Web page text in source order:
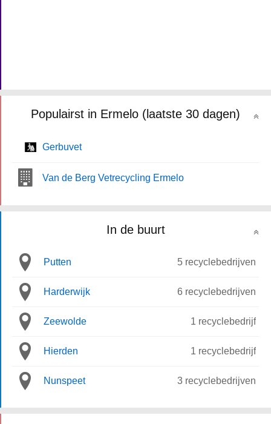
Populairst in Ermelo (laatste 30 dagen)
Gerbuvet
Van de Berg Vetrecycling Ermelo
In de buurt
Putten 5 recyclebedrijven
Harderwijk 6 recyclebedrijven
Zeewolde 1 recyclebedrijf
Hierden 1 recyclebedrijf
Nunspeet 3 recyclebedrijven